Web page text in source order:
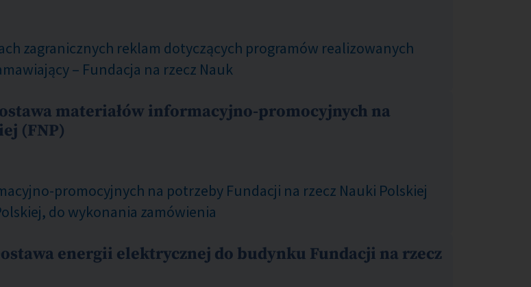
zagranicznych reklam dotyczących programów realizowanych
– Fundacja na rzecz Nauk
materiałów informacyjno-promocyjnych na
(FNP)
promocyjnych na potrzeby Fundacji na rzecz Nauki Polskiej
do wykonania zamówienia
energii elektrycznej do budynku Fundacji na rzecz